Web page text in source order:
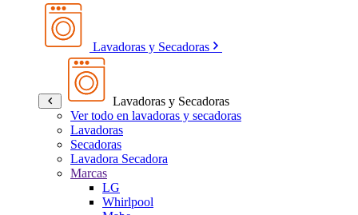
Lavadoras y Secadoras
Lavadoras y Secadoras
Ver todo en lavadoras y secadoras
Lavadoras
Secadoras
Lavadora Secadora
Marcas
LG
Whirlpool